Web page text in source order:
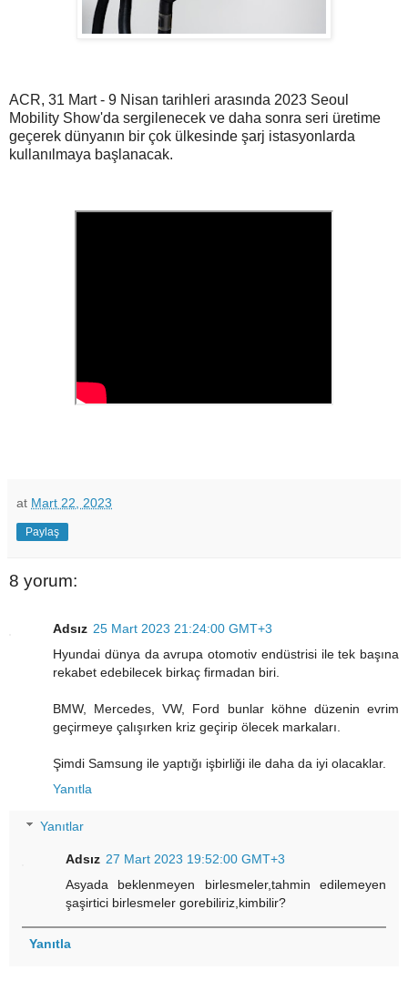
ACR, 31 Mart - 9 Nisan tarihleri arasında 2023 Seoul
Mobility Show'da sergilenecek ve daha sonra seri üretime
geçerek dünyanın bir çok ülkesinde şarj istasyonlarda
kullanılmaya başlanacak.
at Mart 22, 2023
Paylaş
8 yorum:
Adsız 25 Mart 2023 21:24:00 GMT+3
Hyundai dünya da avrupa otomotiv endüstrisi ile tek başına
rekabet edebilecek birkaç firmadan biri.
BMW, Mercedes, VW, Ford bunlar köhne düzenin evrim
geçirmeye çalışırken kriz geçirip ölecek markaları.
Şimdi Samsung ile yaptığı işbirliği ile daha da iyi olacaklar.
Yanıtla
Yanıtlar
Adsız 27 Mart 2023 19:52:00 GMT+3
Asyada beklenmeyen birlesmeler,tahmin edilemeyen
şaşirtici birlesmeler gorebiliriz,kimbilir?
Yanıtla